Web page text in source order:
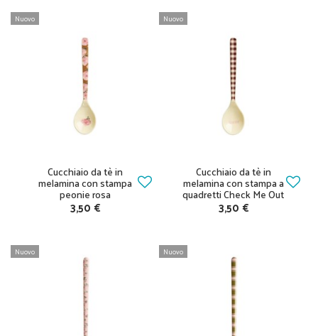
Nuovo
Cucchiaio da tè in
melamina con stampa
peonie rosa
3,50 €
Nuovo
Cucchiaio da tè in
melamina con stampa a
quadretti Check Me Out
3,50 €
Nuovo Nuovo